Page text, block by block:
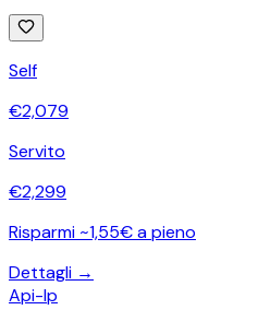
Self
€2,079
Servito
€2,299
Risparmi ~1,55€ a pieno
Dettagli →
Api-Ip